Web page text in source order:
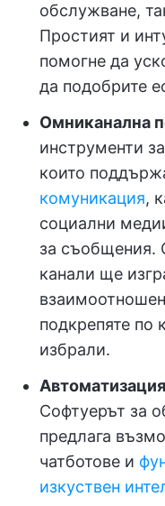
обслужване,
Простият и
помогне да
да подобрите
Омниканална
инструменти
които
комуникация,
социални
за съобщения.
канали ще
подкрепяте по
избрали.
Софтуерът за
предлага
чатботове и
изкуствен